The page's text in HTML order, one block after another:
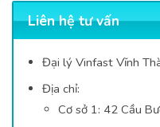
Liên hệ tư vấn
Đại lý Vinfast Vĩnh
Địa chỉ:
Cơ sở 1: 42 Cầu